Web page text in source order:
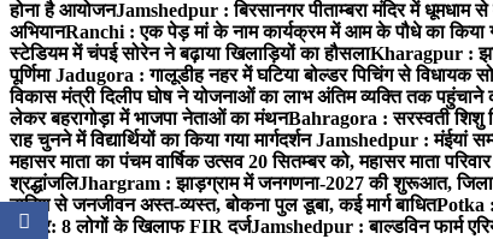
होना है आयोजनJamshedpur : बिरसानगर पीताम्बरा मंदिर में धूमधाम से
अभियानRanchi : एक पेड़ मां के नाम कार्यक्रम में आम के पौधे का किया
स्टेडियम में चंपई सोरेन ने बढ़ाया खिलाड़ियों का हौसलाKharagpur :
पूर्णिमाJadugora : गालूडीह नहर में घटिया बोल्डर पिचिंग से विधायक
विकास मंत्री दिलीप घोष ने योजनाओं का लाभ अंतिम व्यक्ति तक पहुंचाने
लेकर बहरागोड़ा में भाजपा नेताओं का मंथनBahragora : सरस्वती शिशु
राह चुनने में विद्यार्थियों का किया गया मार्गदर्शनJamshedpur : मंईयां
महासर माता का पंचम वार्षिक उत्सव 20 सितम्बर को, महासर माता
श्रद्धांजलिJhargram : झाड़ग्राम में जनगणना-2027 की शुरूआत,
बारिश से जनजीवन अस्त-व्यस्त, बोकना पुल डूबा, कई मार्ग बाधितPotka
प्रहार: 8 लोगों के खिलाफ FIR दर्जJamshedpur : बाल्डविन फार्म